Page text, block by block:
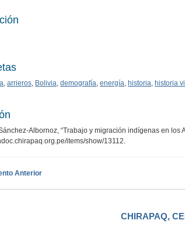
arrieros Bolivia demografía energía historia historia
Albornoz, “Trabajo y migración indígenas en los
items/show/13112
Anterior
CHIRAPAQ,